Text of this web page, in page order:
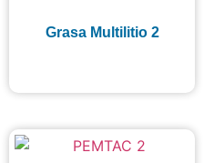
Grasa Multilitio 2